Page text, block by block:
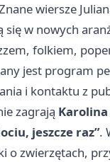
wiersze
się w nowych
folkiem,
jest program
i kontaktu z
zagrają Karolina
jeszcze raz”.
o zwierzętach,